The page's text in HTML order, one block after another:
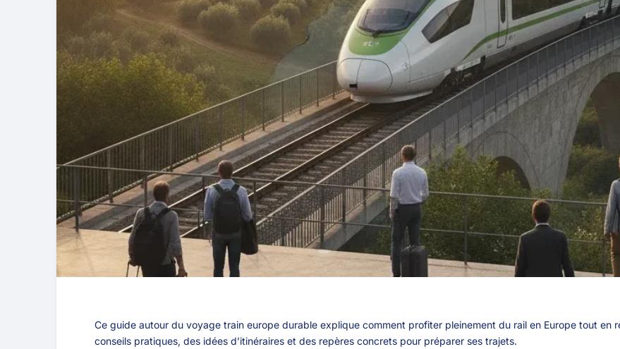
Ce guide autour du voyage train europe durable explique comment profiter pleinement du rail en Europe tout en
conseils pratiques, des idées d’itinéraires et des repères concrets pour préparer ses trajets.